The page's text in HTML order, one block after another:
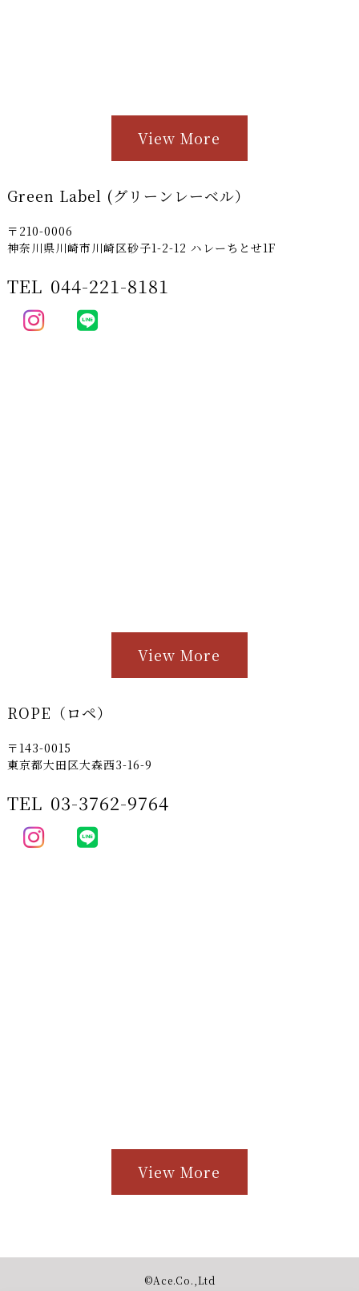
View More
Green Label (グリーンレーベル）
〒210-0006
神奈川県川崎市川崎区砂子1-2-12 ハレーちとせ1F
TEL 044-221-8181
View More
ROPE（ロペ）
〒143-0015
東京都大田区大森西3-16-9
TEL 03-3762-9764
View More
©︎Ace.Co.,Ltd